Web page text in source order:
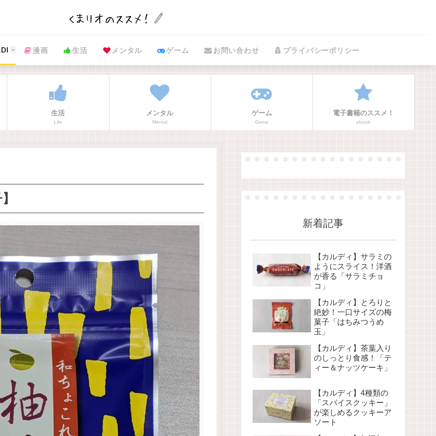
漫画 生活 メンタル ゲーム お問い合わせ プライバシーポリシー
生活
Life
メンタル
Mental
ゲーム
Game
電子書籍のススメ！
ebook
新着記事
【カルディ】サラミの
ようにスライス！洋酒
が香る「サラミチョ
コ」
【カルディ】とろりと
絶妙！一口サイズの梅
菓子「はちみつうめ
玉」
【カルディ】茶葉入り
のしっとり食感！「テ
ィー＆ナッツケーキ」
【カルディ】4種類の
「スパイスクッキー」
が楽しめるクッキーア
ソート